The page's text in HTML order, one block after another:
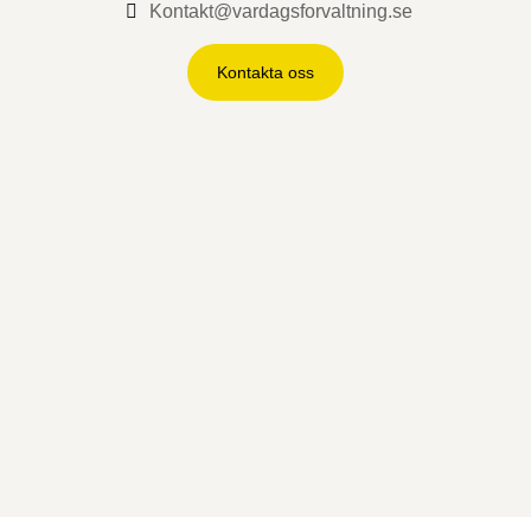
Kontakt@vardagsforvaltning.se
Kontakta oss